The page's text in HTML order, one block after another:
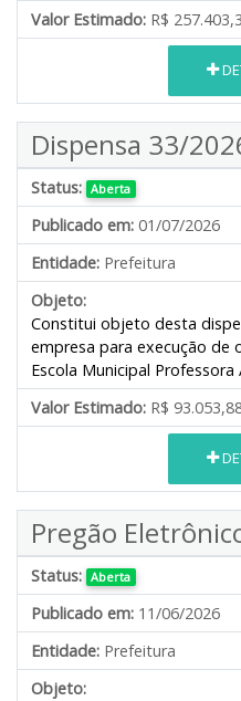
Valor Estimado: R$
Dispensa 33/
Status: Aberta
Publicado em: 01/07/2026
Entidade: Prefeitura
Objeto:
Constitui objeto desta
empresa para execução de
Escola Municipal Professora
Valor Estimado: R$
Pregão
Status: Aberta
Publicado em: 11/06/2026
Entidade: Prefeitura
Objeto: